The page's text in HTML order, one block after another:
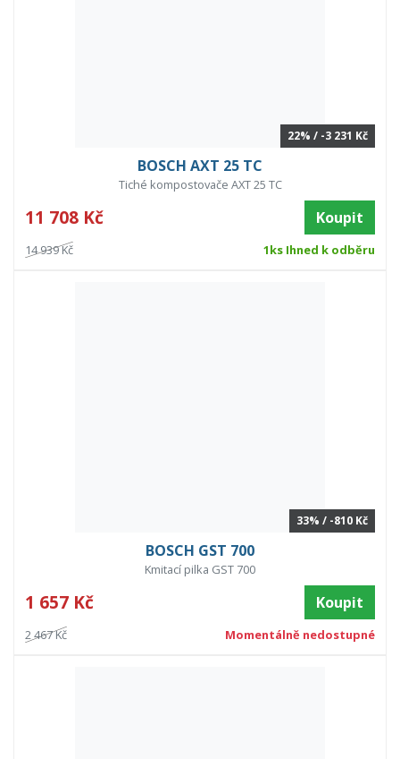
22% / -3 231 Kč
BOSCH AXT 25 TC
Tiché kompostovače AXT 25 TC
11 708 Kč Koupit
14 939 Kč 1ks Ihned k odběru
33% / -810 Kč
BOSCH GST 700
Kmitací pilka GST 700
1 657 Kč Koupit
2 467 Kč Momentálně nedostupné